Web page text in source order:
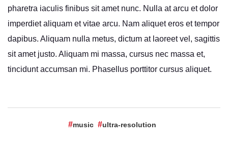
pharetra iaculis finibus sit amet nunc. Nulla at arcu et dolor
imperdiet aliquam et vitae arcu. Nam aliquet eros et tempor
dapibus. Aliquam nulla metus, dictum at laoreet vel, sagittis
sit amet justo. Aliquam mi massa, cursus nec massa et,
tincidunt accumsan mi. Phasellus porttitor cursus aliquet.
music ultra-resolution